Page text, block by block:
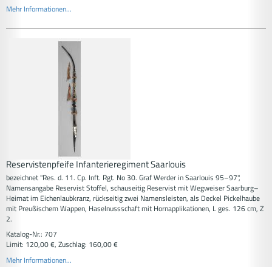
Mehr Informationen...
Reservistenpfeife Infanterieregiment Saarlouis
bezeichnet "Res. d. 11. Cp. Inft. Rgt. No 30. Graf Werder in Saarlouis 95–97",
Namensangabe Reservist Stoffel, schauseitig Reservist mit Wegweiser Saarburg–
Heimat im Eichenlaubkranz, rückseitig zwei Namensleisten, als Deckel Pickelhaube
mit Preußischem Wappen, Haselnussschaft mit Hornapplikationen, L ges. 126 cm, Z
2.
Katalog-Nr.: 707
Limit: 120,00 €, Zuschlag: 160,00 €
Mehr Informationen...